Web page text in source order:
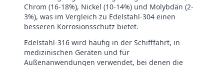
Chrom (16-18%), Nickel (10-14%) und Molybdän (2-
3%), was im Vergleich zu Edelstahl-304 einen
besseren Korrosionsschutz bietet.
Edelstahl-316 wird häufig in der Schifffahrt, in
medizinischen Geräten und für
Außenanwendungen verwendet, bei denen die